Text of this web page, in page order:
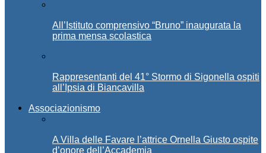
All’Istituto comprensivo “Bruno” inaugurata la
prima mensa scolastica
Rappresentanti del 41° Stormo di Sigonella ospiti
all’Ipsia di Biancavilla
Associazionismo
A Villa delle Favare l’attrice Ornella Giusto ospite
d’onore dell’Accademia